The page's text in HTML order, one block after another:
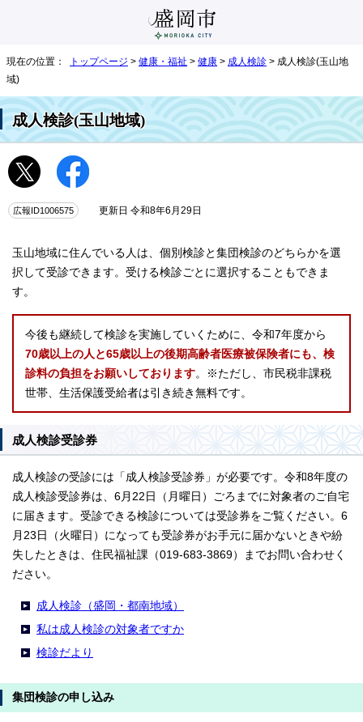
現在の位置： トップページ > 健康・福祉 > 健康 > 成人検診 > 成人検診(玉山地
域)
成人検診(玉山地域)
広報ID1006575 更新日 令和8年6月29日
玉山地域に住んでいる人は、個別検診と集団検診のどちらかを選
択して受診できます。受ける検診ごとに選択することもできま
す。
今後も継続して検診を実施していくために、令和7年度から
70歳以上の人と65歳以上の後期高齢者医療被保険者にも、検
診料の負担をお願いしております。※ただし、市民税非課税
世帯、生活保護受給者は引き続き無料です。
成人検診受診券
成人検診の受診には「成人検診受診券」が必要です。令和8年度の
成人検診受診券は、6月22日（月曜日）ごろまでに対象者のご自宅
に届きます。受診できる検診については受診券をご覧ください。6
月23日（火曜日）になっても受診券がお手元に届かないときや紛
失したときは、住民福祉課（019-683-3869）までお問い合わせく
ださい。
成人検診（盛岡・都南地域）
私は成人検診の対象者ですか
検診だより
集団検診の申し込み